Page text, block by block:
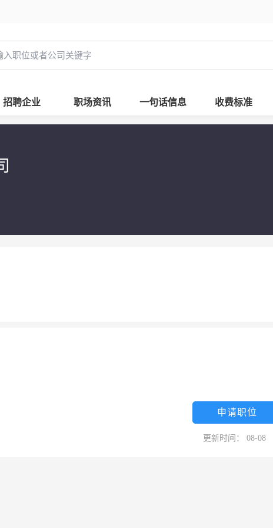
招聘企业 职场资讯 一句话信息 收费标准
申请职位
更新时间： 08-08